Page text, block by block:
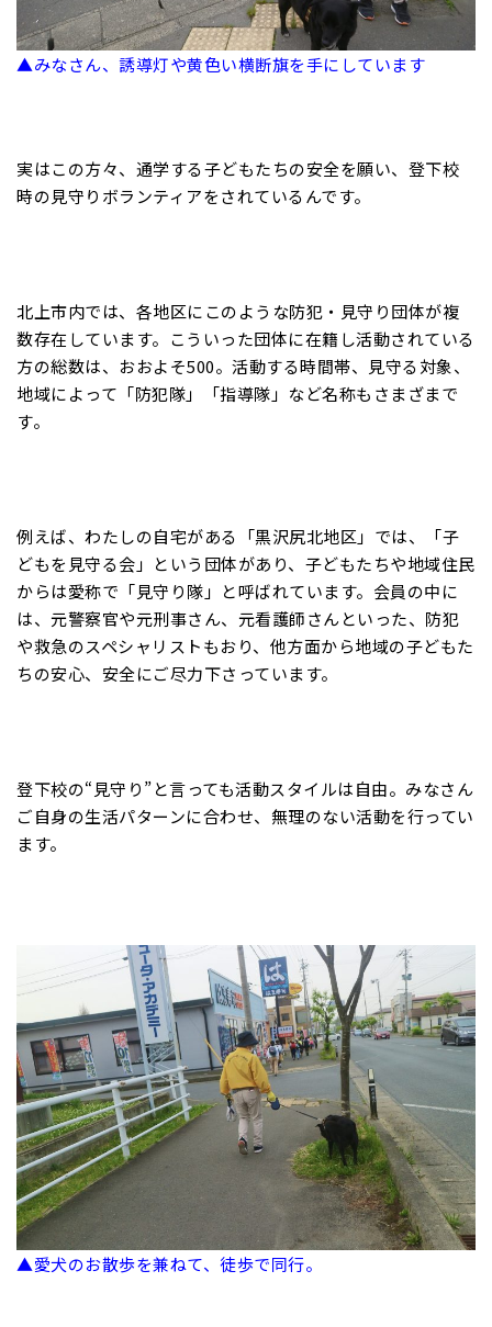
▲みなさん、誘導灯や黄色い横断旗を手にしています
実はこの方々、通学する子どもたちの安全を願い、登下校
時の見守りボランティアをされているんです。
北上市内では、各地区にこのような防犯・見守り団体が複
数存在しています。こういった団体に在籍し活動されている
方の総数は、おおよそ500。活動する時間帯、見守る対象、
地域によって「防犯隊」「指導隊」など名称もさまざまで
す。
例えば、わたしの自宅がある「黒沢尻北地区」では、「子
どもを見守る会」という団体があり、子どもたちや地域住民
からは愛称で「見守り隊」と呼ばれています。会員の中に
は、元警察官や元刑事さん、元看護師さんといった、防犯
や救急のスペシャリストもおり、他方面から地域の子どもた
ちの安心、安全にご尽力下さっています。
登下校の“見守り”と言っても活動スタイルは自由。みなさん
ご自身の生活パターンに合わせ、無理のない活動を行ってい
ます。
▲愛犬のお散歩を兼ねて、徒歩で同行。